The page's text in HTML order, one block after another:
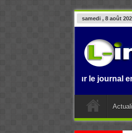
samedi , 8 août
sur le journal en ligne